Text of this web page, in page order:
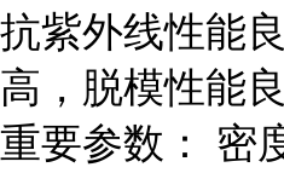
抗紫外线性能
高，脱模性能
重要参数： 密